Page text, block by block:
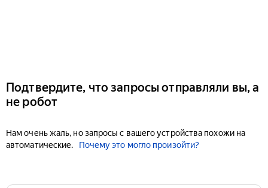
Подтвердите, что запросы отправляли вы, а
не робот
Нам очень жаль, но запросы с вашего устройства похожи на
автоматические.
Почему это могло произойти?